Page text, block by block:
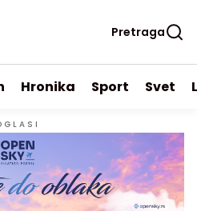
Pretraga
Hronika Sport Svet